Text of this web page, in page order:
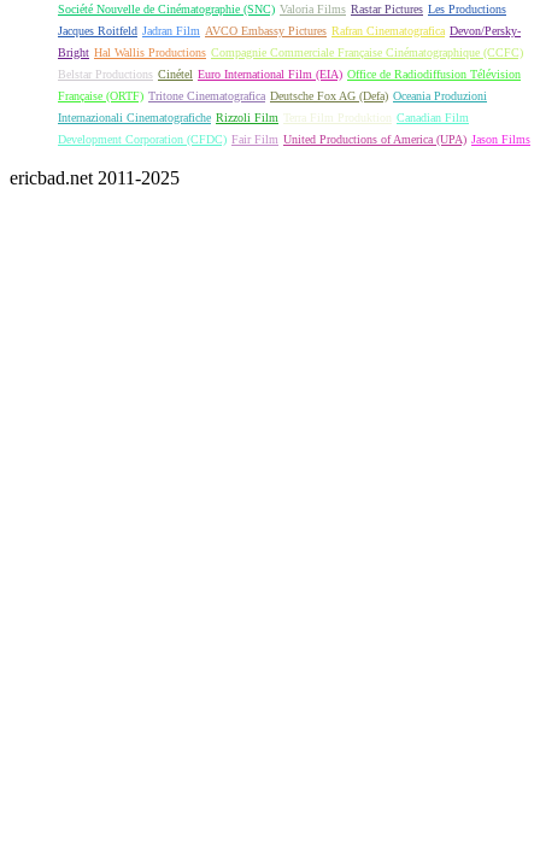
Société Nouvelle de Cinématographie (SNC) Valoria Films Rastar Pictures Les Productions
Jacques Roitfeld Jadran Film AVCO Embassy Pictures Rafran Cinematografica Devon/Persky-
Bright Hal Wallis Productions Compagnie Commerciale Française Cinématographique (CCFC)
Belstar Productions Cinétel Euro International Film (EIA) Office de Radiodiffusion Télévision
Française (ORTF) Tritone Cinematografica Deutsche Fox AG (Defa) Oceania Produzioni
Internazionali Cinematografiche Rizzoli Film Terra Film Produktion Canadian Film
Development Corporation (CFDC) Fair Film United Productions of America (UPA) Jason Films
ericbad.net 2011-2025